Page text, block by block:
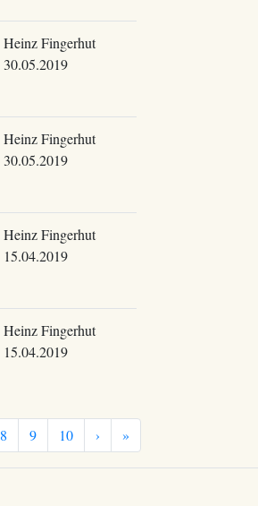
Heinz Fingerhut
30.05.2019
Heinz Fingerhut
30.05.2019
Heinz Fingerhut
15.04.2019
Heinz Fingerhut
15.04.2019
8 9 10 › »